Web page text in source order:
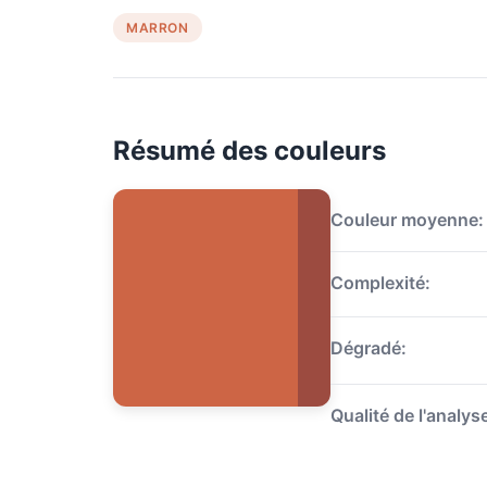
MARRON
Résumé des couleurs
Couleur moyenne:
Complexité:
Dégradé:
Qualité de